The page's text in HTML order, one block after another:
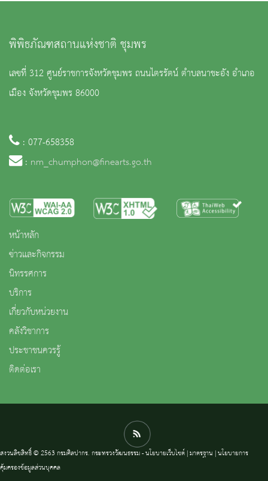
พิพิธภัณฑสถานแห่งชาติ ชุมพร
เลขที่ 312 ศูนย์ราชการจังหวัดชุมพร ถนนไตรรัตน์ ตำบลนาชะอัง อำเภอ
เมือง จังหวัดชุมพร 86000
: 077-658358
: nm_chumphon@finearts.go.th
หน้าหลัก
ข่าวและกิจกรรม
นิทรรศการ
บริการ
เกี่ยวกับหน่วยงาน
คลังวิชาการ
ประชาชนควรรู้
ติดต่อเรา
สงวนลิขสิทธิ์ © 2563 กรมศิลปากร. กระทรวงวัฒนธรรม -นโยบายเว็บไซต์|มาตรฐาน |นโยบายการ
คุ้มครองข้อมูลส่วนบุคคล